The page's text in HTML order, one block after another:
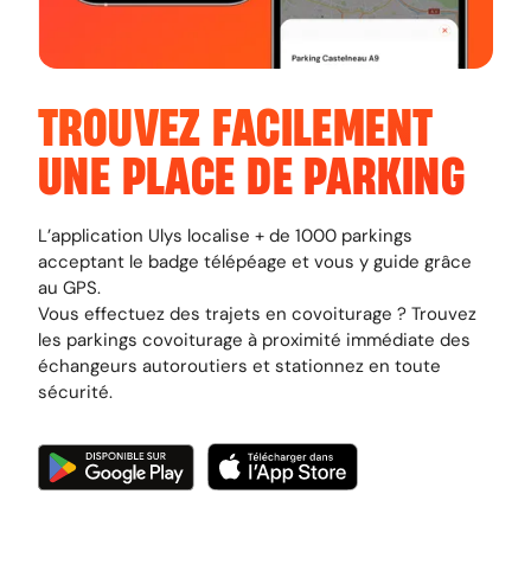
TROUVEZ FACILEMENT
UNE PLACE DE PARKING
L’application Ulys localise + de 1000 parkings
acceptant le badge télépéage et vous y guide grâce
au GPS.
Vous effectuez des trajets en covoiturage ? Trouvez
les parkings covoiturage à proximité immédiate des
échangeurs autoroutiers et stationnez en toute
sécurité.